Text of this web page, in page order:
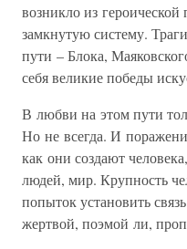
возникло из
замкнутую систему.
пути – Блока,
себя великие победы
В любви на этом пути
Но не всегда. И
как они создают
людей, мир. Крупность
попыток установить
жертвой, поэмой ли,